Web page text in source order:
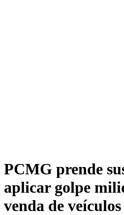
PCMG prende
aplicar golpe
venda de veículos